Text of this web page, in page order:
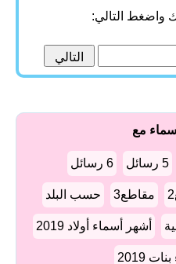
واضغط التالي:
مع
5 رسائل 6 رسائل
مقاطع3 حسب البلد
أشهر أسماء أولاد 2019
2019